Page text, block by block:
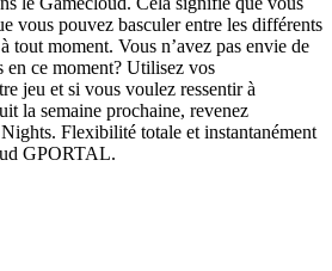
vous pouvez basculer entre les différents
tout moment. Vous n’avez pas envie de
ce moment? Utilisez vos
jeu et si vous voulez ressentir à
la semaine prochaine, revenez
Flexibilité totale et instantanément
GPORTAL.